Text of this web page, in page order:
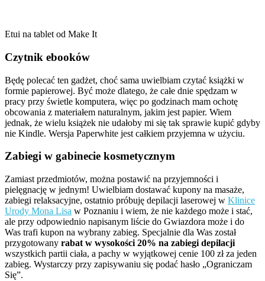
Etui na tablet od Make It
Czytnik ebooków
Będę polecać ten gadżet, choć sama uwielbiam czytać książki w
formie papierowej. Być może dlatego, że całe dnie spędzam w
pracy przy świetle komputera, więc po godzinach mam ochotę
obcowania z materiałem naturalnym, jakim jest papier. Wiem
jednak, że wielu książek nie udałoby mi się tak sprawie kupić gdyby
nie Kindle. Wersja Paperwhite jest całkiem przyjemna w użyciu.
Zabiegi w gabinecie kosmetycznym
Zamiast przedmiotów, można postawić na przyjemności i
pielęgnację w jednym! Uwielbiam dostawać kupony na masaże,
zabiegi relaksacyjne, ostatnio próbuję depilacji laserowej w Klinice
Urody Mona Lisa w Poznaniu i wiem, że nie każdego może i stać,
ale przy odpowiednio napisanym liście do Gwiazdora może i do
Was trafi kupon na wybrany zabieg. Specjalnie dla Was został
przygotowany rabat w wysokości 20% na zabiegi depilacji
wszystkich partii ciała, a pachy w wyjątkowej cenie 100 zł za jeden
zabieg. Wystarczy przy zapisywaniu się podać hasło „Ograniczam
Się”.